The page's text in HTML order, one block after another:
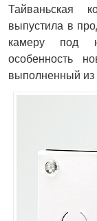
Тайваньская
выпустила в
камеру под
особенность
выполненный из